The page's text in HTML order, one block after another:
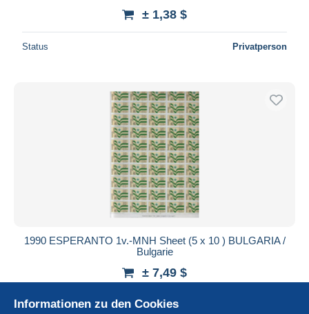
± 1,38 $
Status Privatperson
1990 ESPERANTO 1v.-MNH Sheet (5 x 10 ) BULGARIA /
Bulgarie
± 7,49 $
Status
Informationen zu den Cookies